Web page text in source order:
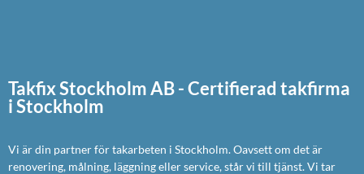
Takfix Stockholm AB - Certifierad takfirma
i Stockholm
Vi är din partner för takarbeten i Stockholm. Oavsett om det är
renovering, målning, läggning eller service, står vi till tjänst. Vi tar